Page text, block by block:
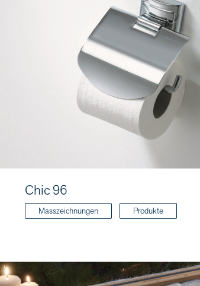
Chic 96
Masszeichnungen Produkte